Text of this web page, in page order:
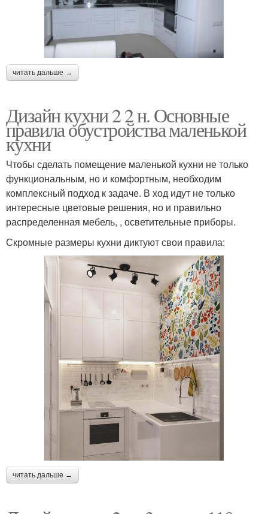
читать дальше →
Дизайн кухни 2 2 н. Основные
правила обустройства маленькой
кухни
Чтобы сделать помещение маленькой кухни не только
функциональным, но и комфортным, необходим
комплексный подход к задаче. В ход идут не только
интересные цветовые решения, но и правильно
распределенная мебель, , осветительные приборы.
Скромные размеры кухни диктуют свои правила:
читать дальше →